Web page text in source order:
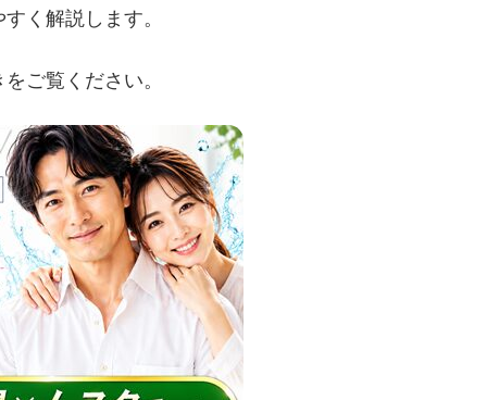
く解説します。
ご覧ください。